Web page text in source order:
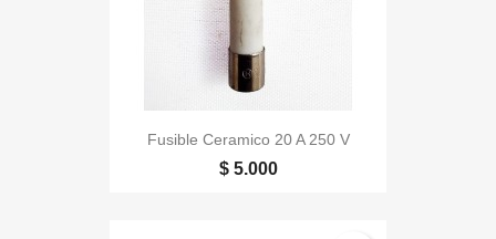
Fusible Ceramico 20 A 250 V
$ 5.000